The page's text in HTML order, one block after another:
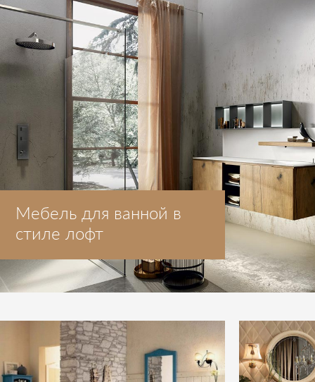
Мебель для ванной в
стиле лофт